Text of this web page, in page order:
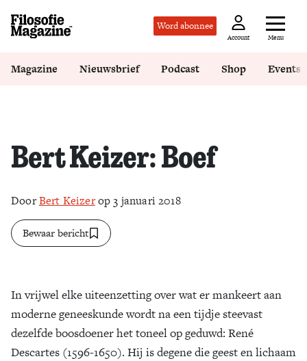
Word abonnee
Account Menu
Zoek
Magazine Nieuwsbrief Podcast Shop Events
Bert Keizer: Boef
DoorBert Keizerop 3 januari 2018
Bewaar bericht
In vrijwel elke uiteenzetting over wat er mankeert aan
moderne geneeskunde wordt na een tijdje steevast
dezelfde boosdoener het toneel op geduwd: René
Descartes (1596-1650). Hij is degene die geest en lichaam